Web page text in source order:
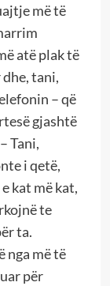
më të
atë plak të
tani,
– që
gjashtë
Tani,
i qetë,
kat më kat,
te
ta.
nga më të
për